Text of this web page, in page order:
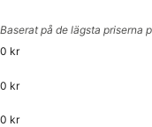
Baserat på de lägsta priserna
0 kr
0 kr
0 kr